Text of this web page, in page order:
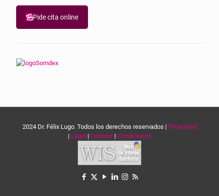
Pide cita online
2024 Dr. Félix Lugo. Todos los derechos reservados | Privacidad
| Legal | Cookies | Condiciones